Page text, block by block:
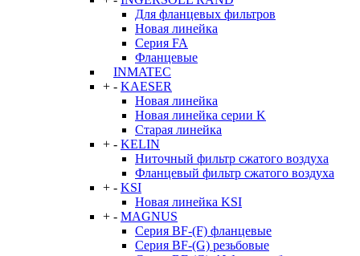
Для фланцевых фильтров
Новая линейка
Серия FA
Фланцевые
INMATEC
+ - KAESER
Новая линейка
Новая линейка серии K
Старая линейка
+ - KELIN
Ниточный фильтр сжатого воздуха
Фланцевый фильтр сжатого воздуха
+ - KSI
Новая линейка KSI
+ - MAGNUS
Серия BF-(F) фланцевые
Серия BF-(G) резьбовые